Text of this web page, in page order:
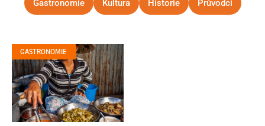
Gastronomie Kultura Historie Průvodci
GASTRONOMIE